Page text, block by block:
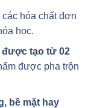
hóa chất đơn
học.
được tạo từ 02
được pha trộn
bề mặt hay